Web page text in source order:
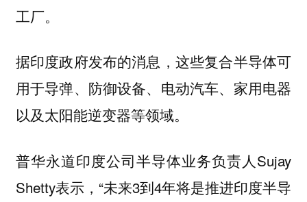
工厂。
据印度政府发布的消息，这些复合半导体可
用于导弹、防御设备、电动汽车、家用电器
以及太阳能逆变器等领域。
普华永道印度公司半导体业务负责人Sujay
Shetty表示，“未来3到4年将是推进印度半导